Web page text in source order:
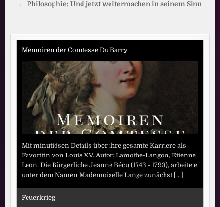
← Philosophie: Und jetzt weitermachen in seinem Sinn
Memoiren der Comtesse Du Barry
Mit minutiösen Details über ihre gesamte Karriere als
Favoritin von Louis XV. Autor: Lamothe-Langon, Etienne
Leon. Die Bürgerliche Jeanne Bécu (1743 - 1793), arbeitete
unter dem Namen Mademoiselle Lange zunächst [...]
Feuerkrieg